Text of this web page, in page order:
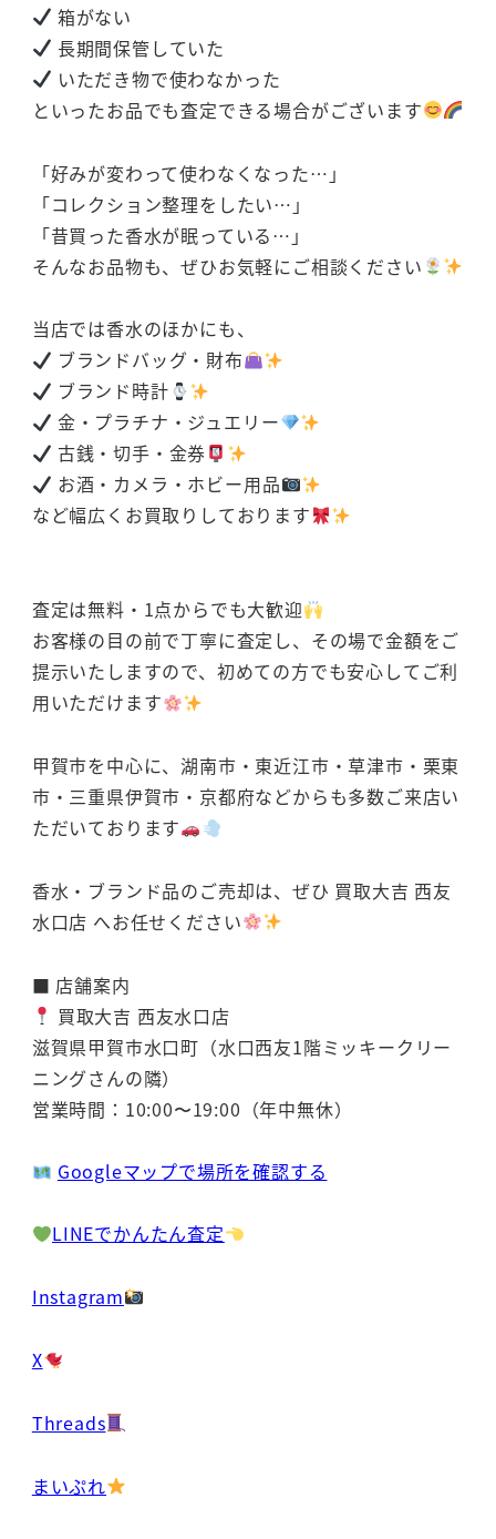
箱がない
長期間保管していた
いただき物で使わなかった
といったお品でも査定できる場合がございます
「好みが変わって使わなくなった…」
「コレクション整理をしたい…」
「昔買った香水が眠っている…」
そんなお品物も、ぜひお気軽にご相談ください
当店では香水のほかにも、
ブランドバッグ・財布
ブランド時計
金・プラチナ・ジュエリー
古銭・切手・金券
お酒・カメラ・ホビー用品
など幅広くお買取りしております
査定は無料・1点からでも大歓迎
お客様の目の前で丁寧に査定し、その場で金額をご
提示いたしますので、初めての方でも安心してご利
用いただけます
甲賀市を中心に、湖南市・東近江市・草津市・栗東
市・三重県伊賀市・京都府などからも多数ご来店い
ただいております
香水・ブランド品のご売却は、ぜひ 買取大吉 西友
水口店 へお任せください
■ 店舗案内
買取大吉 西友水口店
滋賀県甲賀市水口町（水口西友1階ミッキークリー
ニングさんの隣）
営業時間：10:00〜19:00（年中無休）
Googleマップで場所を確認する
LINEでかんたん査定
Instagram
X
Threads
まいぷれ